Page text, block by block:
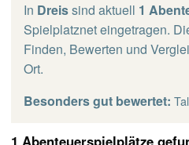
In Dreissind aktuell 1
Spielplatznet eingetragen.
Finden, Bewerten und
Ort.
Besonders gut bewertet:
1 Abenteuerspielplätze